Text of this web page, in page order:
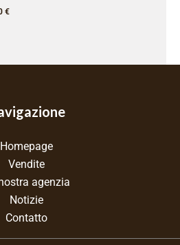
€
Homepage
Vendite
agenzia
Notizie
Contatto